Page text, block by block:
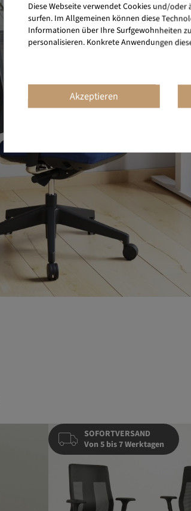
SOFORTVERSAND
Von 5 bis 7 Werktagen
Diese Webseite verwendet Cookies und/
surfen. Im Allgemeinen können diese
Informationen über Ihre Surfgewohnheiten
personalisieren. Konkrete Anwendungen
Akzeptieren